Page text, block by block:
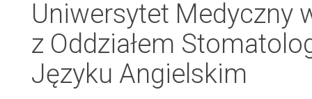
Uniwersytet Medyczny
z Oddziałem
Języku Angielskim